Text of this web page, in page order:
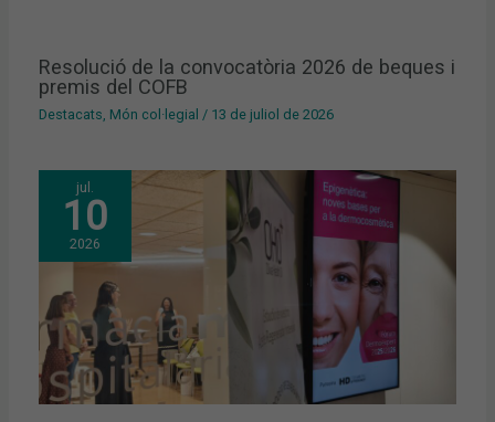
Resolució de la convocatòria 2026 de beques i
premis del COFB
Destacats, Món col·legial / 13 de juliol de 2026
jul.
10
2026